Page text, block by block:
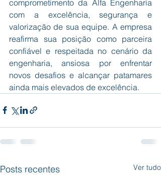
comprometimento da Alfa Engenharia
com a excelência, segurança e
valorização de sua equipe. A empresa
reafirma sua posição como parceira
confiável e respeitada no cenário da
engenharia, ansiosa por enfrentar
novos desafios e alcançar patamares
ainda mais elevados de excelência.
Posts recentes Ver tudo